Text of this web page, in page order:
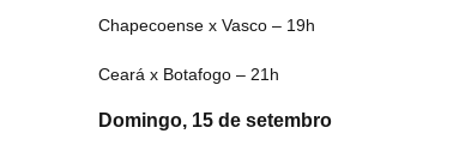
Chapecoense x Vasco – 19h
Ceará x Botafogo – 21h
Domingo, 15 de setembro